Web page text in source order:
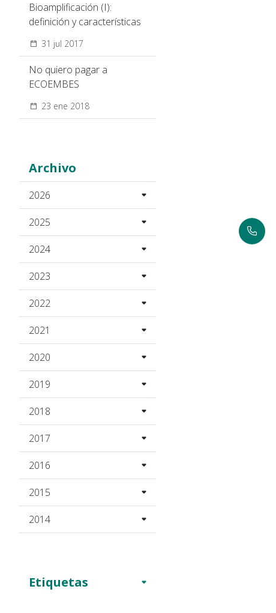
Bioamplificación (I):
definición y características
31 jul 2017
No quiero pagar a
ECOEMBES
23 ene 2018
Archivo
2026
2025
2024
2023
2022
2021
2020
2019
2018
2017
2016
2015
2014
Etiquetas